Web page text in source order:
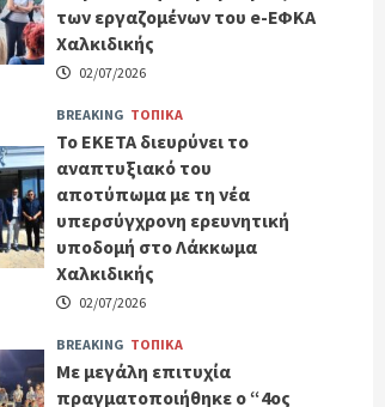
των εργαζομένων του e-ΕΦΚΑ
Χαλκιδικής
02/07/2026
BREAKING ΤΟΠΙΚΑ
Το ΕΚΕΤΑ διευρύνει το
αναπτυξιακό του
αποτύπωμα με τη νέα
υπερσύγχρονη ερευνητική
υποδομή στο Λάκκωμα
Χαλκιδικής
02/07/2026
BREAKING ΤΟΠΙΚΑ
Με μεγάλη επιτυχία
πραγματοποιήθηκε ο “4ος